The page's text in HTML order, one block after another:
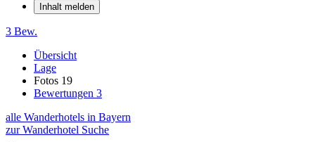
Inhalt melden
3 Bew.
Übersicht
Lage
Fotos 19
Bewertungen 3
alle Wanderhotels in Bayern
zur Wanderhotel Suche